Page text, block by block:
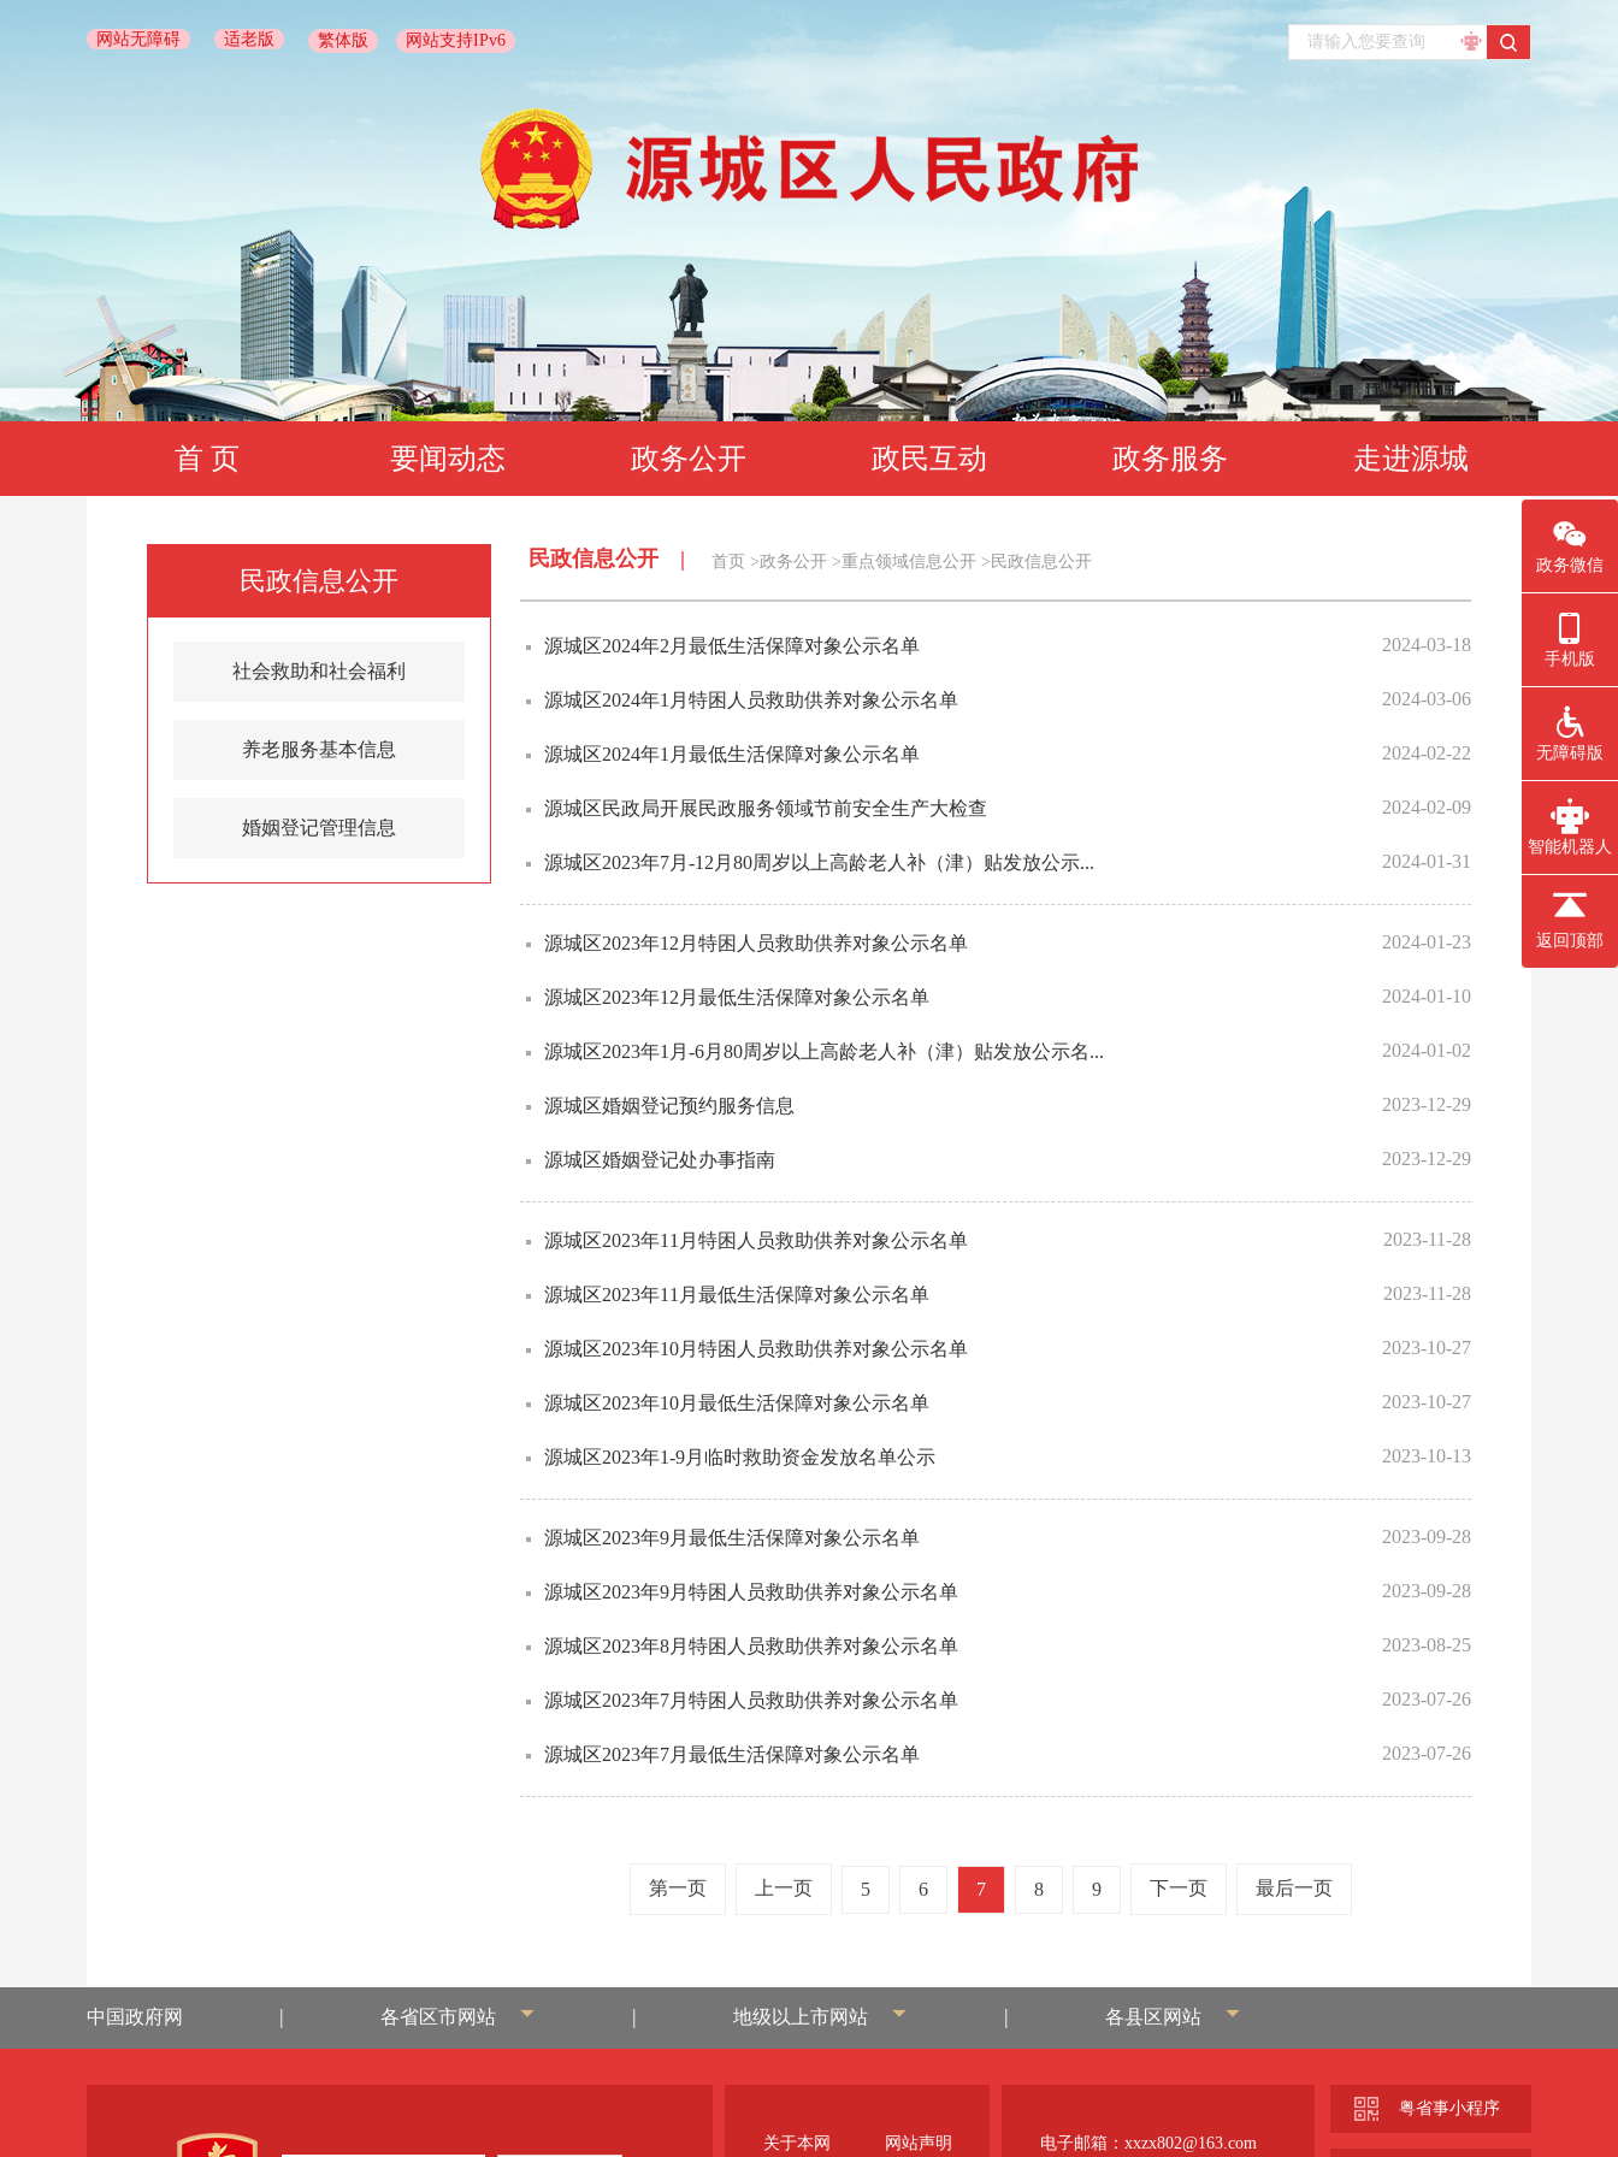
网站无障碍 适老版 繁体版 网站支持IPv6
首 页 要闻动态 政务公开 政民互动 政务服务 走进源城
民政信息公开
社会救助和社会福利
养老服务基本信息
婚姻登记管理信息
民政信息公开 | 首页 >政务公开 >重点领域信息公开 > 民政信息公开
源城区2024年2月最低生活保障对象公示名单 2024-03-18
源城区2024年1月特困人员救助供养对象公示名单 2024-03-06
源城区2024年1月最低生活保障对象公示名单 2024-02-22
源城区民政局开展民政服务领域节前安全生产大检查 2024-02-09
源城区2023年7月-12月80周岁以上高龄老人补（津）贴发放公示... 2024-01-31
源城区2023年12月特困人员救助供养对象公示名单 2024-01-23
源城区2023年12月最低生活保障对象公示名单 2024-01-10
源城区2023年1月-6月80周岁以上高龄老人补（津）贴发放公示名... 2024-01-02
源城区婚姻登记预约服务信息 2023-12-29
源城区婚姻登记处办事指南 2023-12-29
源城区2023年11月特困人员救助供养对象公示名单 2023-11-28
源城区2023年11月最低生活保障对象公示名单 2023-11-28
源城区2023年10月特困人员救助供养对象公示名单 2023-10-27
源城区2023年10月最低生活保障对象公示名单 2023-10-27
源城区2023年1-9月临时救助资金发放名单公示 2023-10-13
源城区2023年9月最低生活保障对象公示名单 2023-09-28
源城区2023年9月特困人员救助供养对象公示名单 2023-09-28
源城区2023年8月特困人员救助供养对象公示名单 2023-08-25
源城区2023年7月特困人员救助供养对象公示名单 2023-07-26
源城区2023年7月最低生活保障对象公示名单 2023-07-26
第一页 上一页 5 6 7 8 9 下一页 最后一页
中国政府网 | 各省区市网站 | 地级以上市网站 | 各县区网站
关于本网 网站声明 电子邮箱：xxzx802@163.com
粤省事小程序
政务微信
手机版
无障碍版
智能机器人
返回顶部